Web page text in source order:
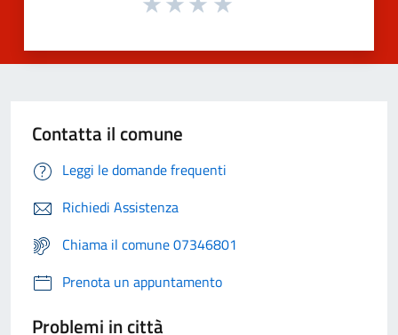
Contatta il comune
Leggi le domande frequenti
Richiedi Assistenza
Chiama il comune 07346801
Prenota un appuntamento
Problemi in città